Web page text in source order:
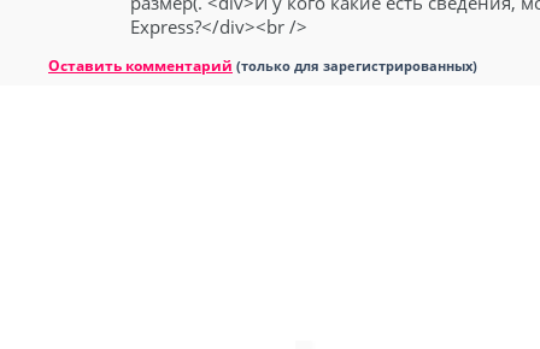
Express?</div><br />
Оставить комментарий (только для зарегистрированных)